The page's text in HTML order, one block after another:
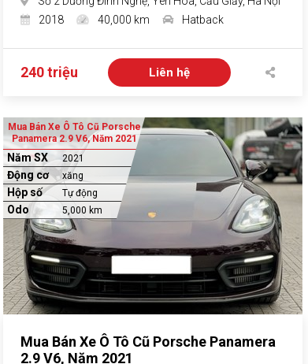
2018
40,000 km Hatback
240 triệu Liên hệ
Mua Bán Xe Ô Tô Cũ Porsche
Panamera 2.9 V6, Năm 2021
Năm SX 2021
Động cơ xăng
Hộp số Tự động
Odo 5,000 km
Mua Bán Xe Ô Tô Cũ Porsche Panamera
2.9 V6, Năm 2021